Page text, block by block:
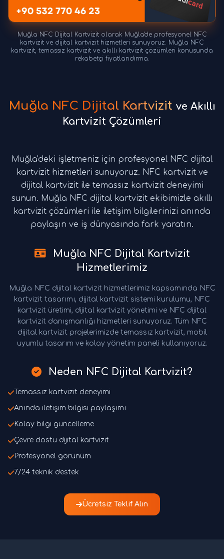
Muğla NFC Dijital Kartvizit olarak Muğla'de profesyonel NFC
kartvizit ve dijital kartvizit hizmetleri sunuyoruz. Muğla NFC
kartvizit, temassız kartvizit ve akıllı kartvizit çözümleri konusunda
rekabetçi fiyatlandırma.
Muğla NFC Dijital Kartvizit ve Akıllı
Kartvizit Çözümleri
Muğla'deki işletmeniz için profesyonel NFC dijital
kartvizit hizmetleri sunuyoruz. NFC kartvizit ve
dijital kartvizit ile temassız kartvizit deneyimi
sunun. Muğla NFC dijital kartvizit ekibimizle akıllı
kartvizit çözümleri ile iletişim bilgilerinizi anında
paylaşın ve iş dünyasında fark yaratın.
Muğla NFC Dijital Kartvizit
Hizmetlerimiz
Muğla NFC dijital kartvizit hizmetlerimiz kapsamında NFC
kartvizit tasarımı, dijital kartvizit sistemi kurulumu, NFC
kartvizit üretimi, dijital kartvizit yönetimi ve NFC dijital
kartvizit danışmanlığı hizmetleri sunuyoruz. Tüm NFC
dijital kartvizit projelerimizde temassız kartvizit, mobil
uyumlu tasarım ve kolay yönetim paneli kullanıyoruz.
Neden NFC Dijital Kartvizit?
Temassız kartvizit deneyimi
Anında iletişim bilgisi paylaşımı
Kolay bilgi güncelleme
Çevre dostu dijital kartvizit
Profesyonel görünüm
7/24 teknik destek
Ücretsiz Teklif Alın